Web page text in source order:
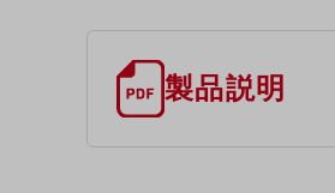
製品説明